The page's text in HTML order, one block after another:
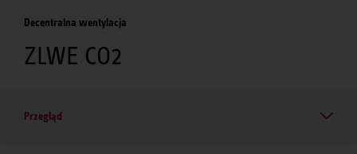
Decentralna wentylacja
ZLWE CO2
Przegląd